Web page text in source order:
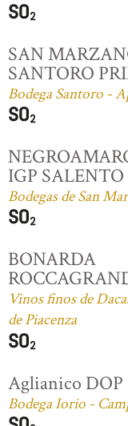
SAN
SANTORO
Bodega Santoro -
IGP SALENTO
Bodegas de San
BONARDA
Vinos finos de
de Piacenza
Aglianico DOP
Bodega Iorio -